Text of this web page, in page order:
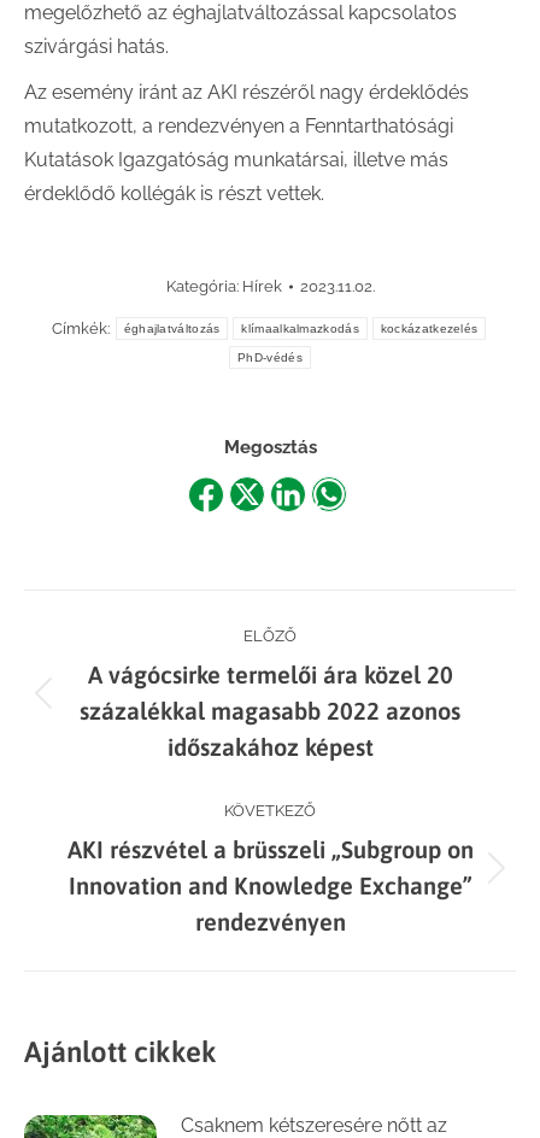
megelőzhető az éghajlatváltozással kapcsolatos
szivárgási hatás.
Az esemény iránt az AKI részéről nagy érdeklődés
mutatkozott, a rendezvényen a Fenntarthatósági
Kutatások Igazgatóság munkatársai, illetve más
érdeklődő kollégák is részt vettek.
Kategória: Hírek 2023.11.02.
Címkék: éghajlatváltozás klímaalkalmazkodás kockázatkezelés
PhD-védés
Megosztás
ShareShareShareShare
navigation
ELŐZŐ
Previous
post:
A vágócsirke termelői ára közel 20
százalékkal magasabb 2022 azonos
időszakához képest
KÖVETKEZŐ
Next
post:
AKI részvétel a brüsszeli „Subgroup on
Innovation and Knowledge Exchange”
rendezvényen
Ajánlott cikkek
Csaknem kétszeresére nőtt az